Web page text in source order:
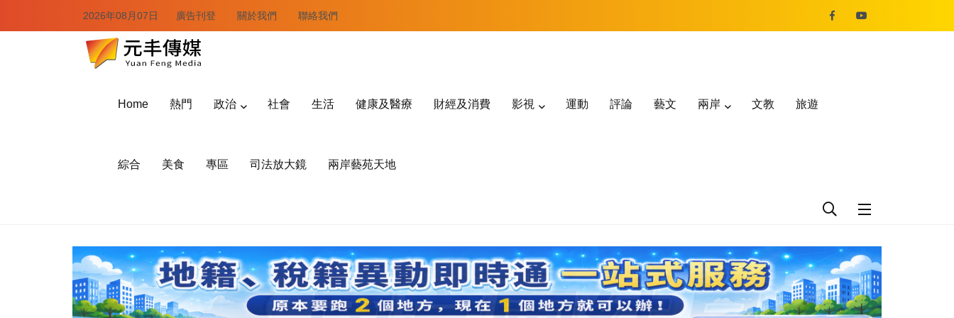
2026年08月07日 廣告刊登 關於我們 聯絡我們
Home 熱門 政治 社會 生活 健康及醫療 財經及消費 影視 運動 評論 藝文 兩岸 文教 旅遊
綜合 美食 專區 司法放大鏡 兩岸藝苑天地